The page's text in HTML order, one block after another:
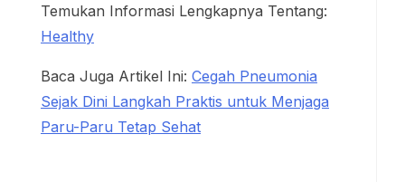
Temukan Informasi Lengkapnya Tentang:
Healthy
Baca Juga Artikel Ini: Cegah Pneumonia
Sejak Dini Langkah Praktis untuk Menjaga
Paru-Paru Tetap Sehat